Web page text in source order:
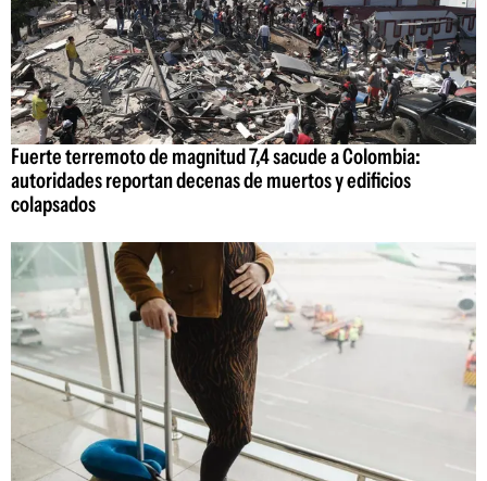
Fuerte terremoto de magnitud 7,4 sacude a Colombia:
autoridades reportan decenas de muertos y edificios
colapsados